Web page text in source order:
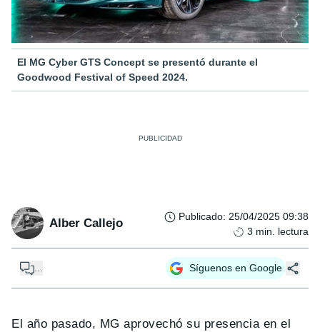
El MG Cyber GTS Concept se presentó durante el
Goodwood Festival of Speed 2024.
Alber Callejo Publicado: 25/04/2025 09:38
3 min. lectura
... Síguenos en Google
El año pasado, MG aprovechó su presencia en el